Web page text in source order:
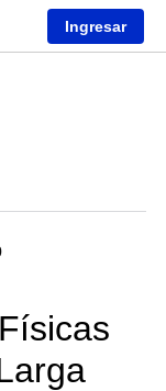
Ingresar